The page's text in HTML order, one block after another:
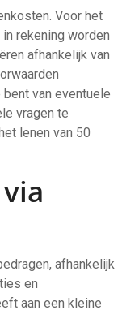
Voor het
rekening worden
afhankelijk van
van eventuele
vragen te
lenen van 50
afhankelijk
en
aan een kleine